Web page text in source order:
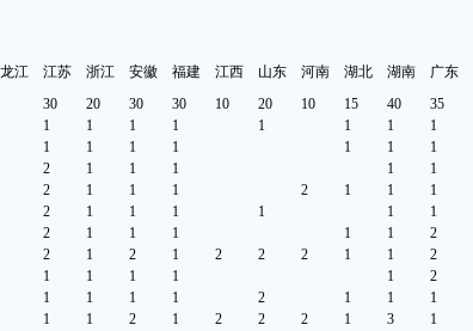
江 江苏 浙江 安徽 福建 江西 山东 河南 湖北 湖南 广东
30 20 30 30 10 20 10 15 40 35
1 1 1 1 1 1 1 1
1 1 1 1 1 1 1
2 1 1 1 1 1
2 1 1 1 2 1 1 1
2 1 1 1 1 1 1
2 1 1 1 1 1 2
2 1 2 1 2 2 2 1 1 2
1 1 1 1 1 2
1 1 1 1 2 1 1 1
1 1 2 1 2 2 2 1 3 1